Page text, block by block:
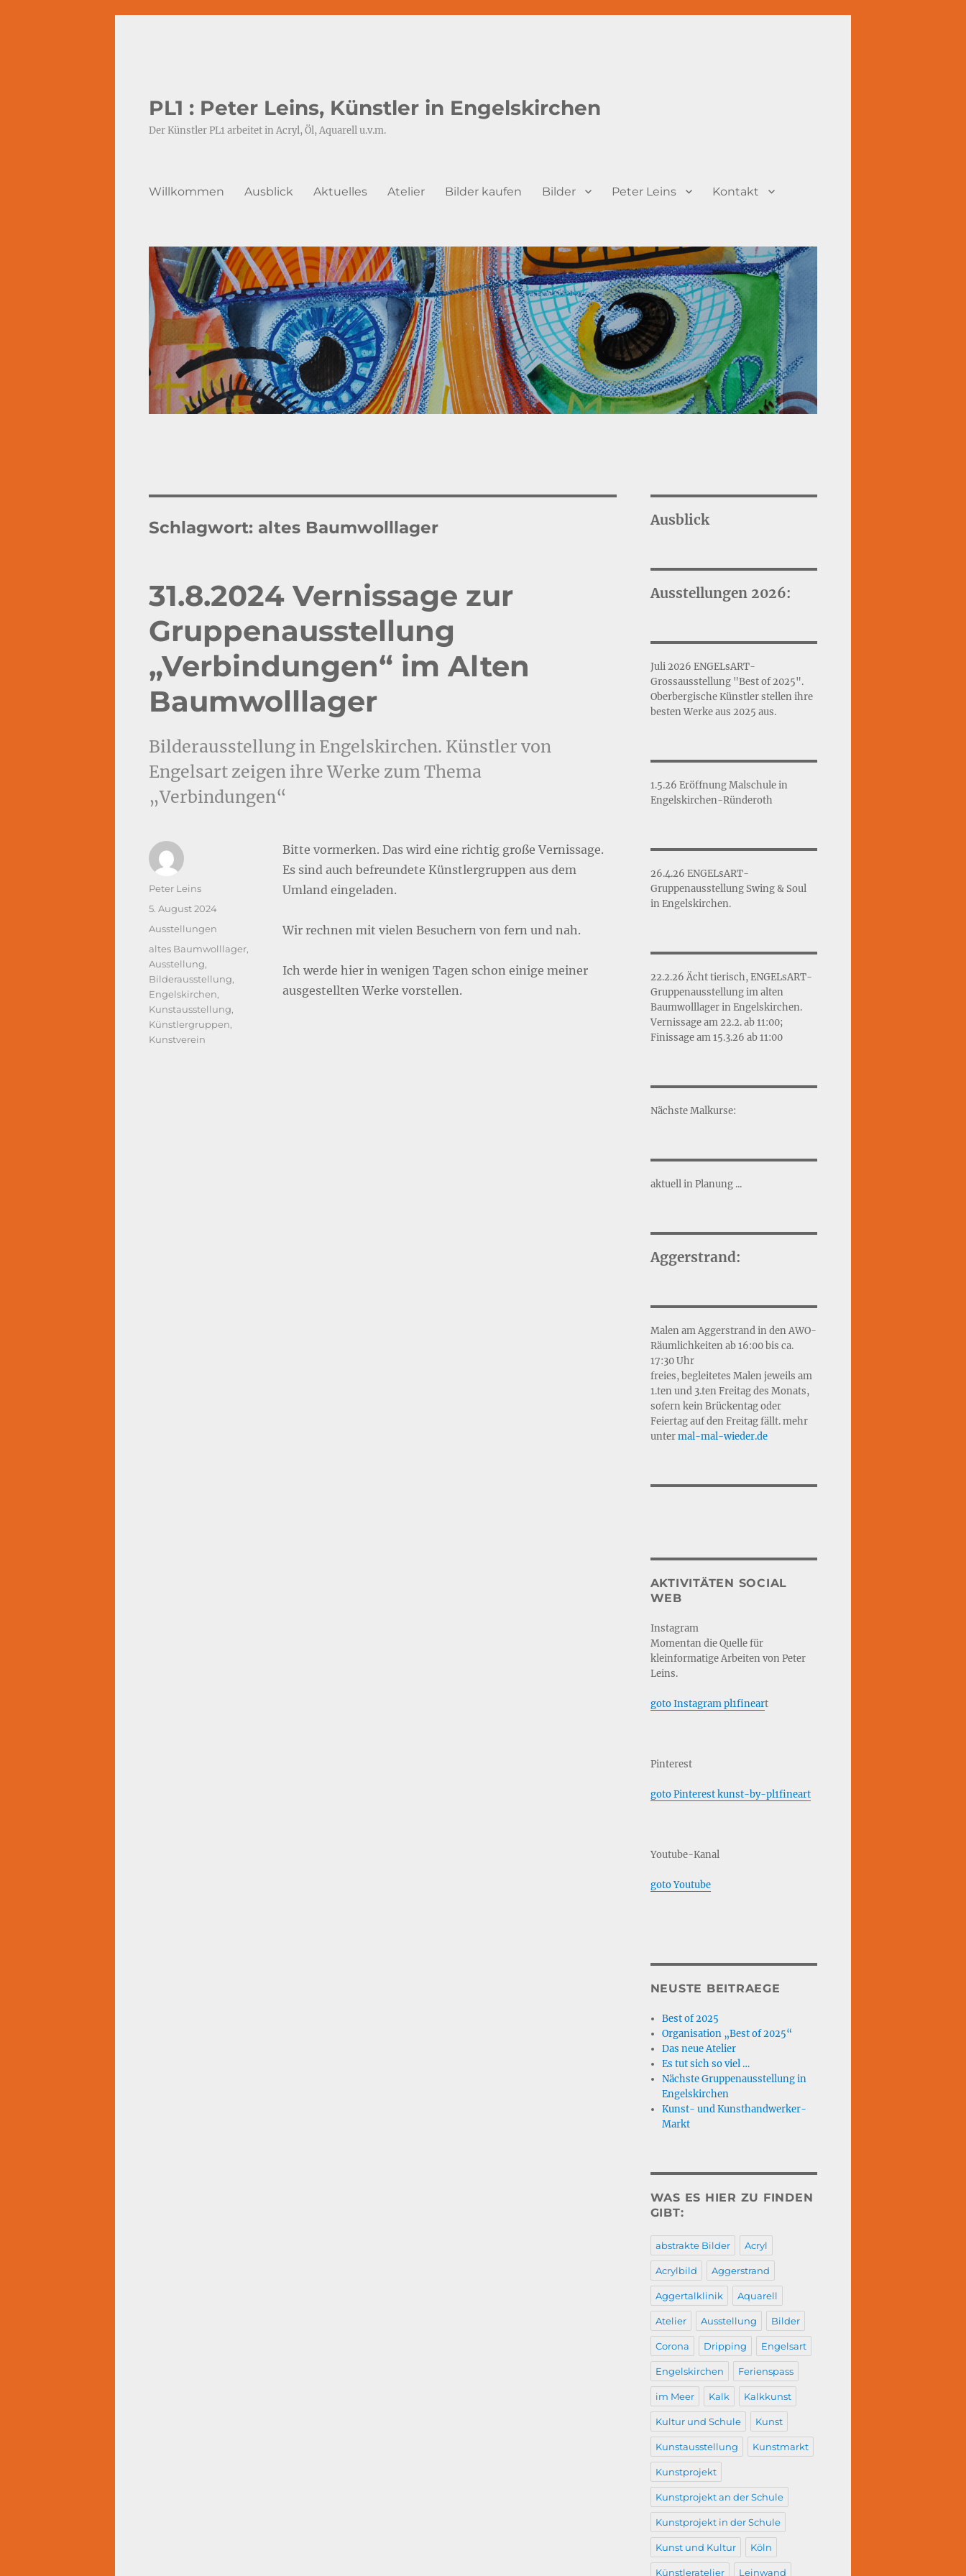
PL1 : Peter Leins, Künstler in Engelskirchen
Der Künstler PL1 arbeitet in Acryl, Öl, Aquarell u.v.m.
Willkommen Ausblick Aktuelles Atelier Bilder kaufen Bilder Peter Leins Kontakt
Schlagwort: altes Baumwolllager
31.8.2024 Vernissage zur
Gruppenausstellung
„Verbindungen“ im Alten
Baumwolllager
Bilderausstellung in Engelskirchen. Künstler von
Engelsart zeigen ihre Werke zum Thema
„Verbindungen“
Bitte vormerken. Das wird eine richtig große Vernissage.
Es sind auch befreundete Künstlergruppen aus dem
Umland eingeladen.
Wir rechnen mit vielen Besuchern von fern und nah.
Ich werde hier in wenigen Tagen schon einige meiner
ausgestellten Werke vorstellen.
Autor
Peter Leins
Veröffentlicht
5. August 2024
Kategorien
Ausstellungen
Schlagwörter
altes Baumwolllager,
Ausstellung,
Bilderausstellung,
Engelskirchen,
Kunstausstellung,
Künstlergruppen,
Kunstverein
Ausblick
Ausstellungen 2026:
Juli 2026 ENGELsART-
Grossausstellung "Best of 2025".
Oberbergische Künstler stellen ihre
besten Werke aus 2025 aus.
1.5.26 Eröffnung Malschule in
Engelskirchen-Ründeroth
26.4.26 ENGELsART-
Gruppenausstellung Swing & Soul
in Engelskirchen.
22.2.26 Ächt tierisch, ENGELsART-
Gruppenausstellung im alten
Baumwolllager in Engelskirchen.
Vernissage am 22.2. ab 11:00;
Finissage am 15.3.26 ab 11:00
Nächste Malkurse:
aktuell in Planung ...
Aggerstrand:
Malen am Aggerstrand in den AWO-
Räumlichkeiten ab 16:00 bis ca.
17:30 Uhr
freies, begleitetes Malen jeweils am
1.ten und 3.ten Freitag des Monats,
sofern kein Brückentag oder
Feiertag auf den Freitag fällt. mehr
untermal-mal-wieder.de
AKTIVITÄTEN SOCIAL
WEB
Instagram
Momentan die Quelle für
kleinformatige Arbeiten von Peter
Leins.
goto Instagram pl1fineart
Pinterest
goto Pinterest kunst-by-pl1fineart
Youtube-Kanal
goto Youtube
NEUSTE BEITRAEGE
Best of 2025
Organisation „Best of 2025“
Das neue Atelier
Es tut sich so viel …
Nächste Gruppenausstellung in
Engelskirchen
Kunst- und Kunsthandwerker-
Markt
WAS ES HIER ZU FINDEN
GIBT:
abstrakte Bilder Acryl
Acrylbild Aggerstrand
Aggertalklinik Aquarell
Atelier Ausstellung Bilder
Corona Dripping Engelsart
Engelskirchen Ferienspass
im Meer Kalk Kalkkunst
Kultur und Schule Kunst
Kunstausstellung Kunstmarkt
Kunstprojekt
Kunstprojekt an der Schule
Kunstprojekt in der Schule
Kunst und Kultur Köln
Künstleratelier Leinwand